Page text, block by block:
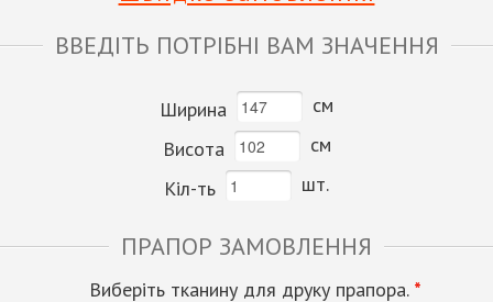
ВВЕДІТЬ ПОТРІБНІ ВАМ ЗНАЧЕННЯ
Ширина
см
Висота
см
Кіл-ть
шт.
ПРАПОР ЗАМОВЛЕННЯ
Виберіть тканину для друку прапора. *